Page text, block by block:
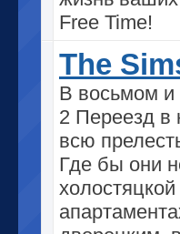
Free Time!
The
В восьмом и
2 Переезд в
всю
Где бы они